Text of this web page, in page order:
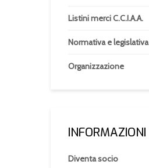
Listini merci C.C.I.A.A.
Normativa e legislativa
Organizzazione
INFORMAZIONI
Diventa socio